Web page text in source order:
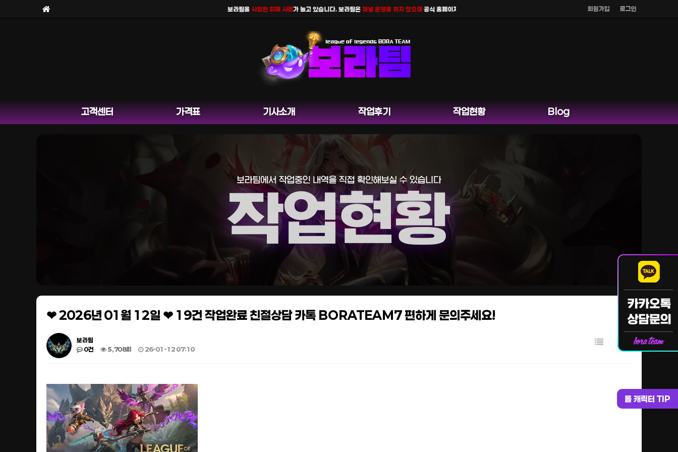
회원가입 로그인
보라팀을사칭한 피해 사례가 늘고 있습니다. 보라팀은채널 운영을 하지 않으며공식 홈페이지 카카오톡 외 다른 채팅은 운영하지 않습니다.
롤 캐릭터 TIP
고객센터 가격표 기사소개 작업후기 작업현황 Blog
❤ 2026년 01월 12일 ❤ 19건 작업완료 친절상담 카톡 BORATEAM7 편하게 문의주세요!
보라팀
0건
5,708회 26-01-12 07:10